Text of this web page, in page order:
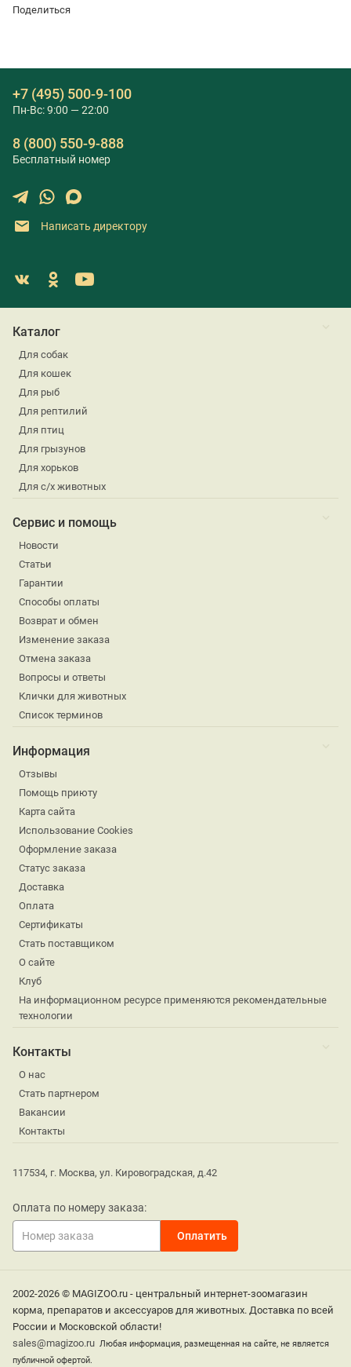
Поделиться
+7 (495) 500-9-100
Пн-Вс: 9:00 — 22:00
8 (800) 550-9-888
Бесплатный номер
Написать директору
Каталог
Для собак
Для кошек
Для рыб
Для рептилий
Для птиц
Для грызунов
Для хорьков
Для с/х животных
Сервис и помощь
Новости
Статьи
Гарантии
Способы оплаты
Возврат и обмен
Изменение заказа
Отмена заказа
Вопросы и ответы
Клички для животных
Список терминов
Информация
Отзывы
Помощь приюту
Карта сайта
Использование Cookies
Оформление заказа
Статус заказа
Доставка
Оплата
Сертификаты
Стать поставщиком
О сайте
Клуб
На информационном ресурсе применяются рекомендательные
технологии
Контакты
О нас
Стать партнером
Вакансии
Контакты
117534, г. Москва, ул. Кировоградская, д.42
Оплата по номеру заказа:
2002-2026 © MAGIZOO.ru - центральный интернет-зоомагазин
корма, препаратов и аксессуаров для животных. Доставка по всей
России и Московской области!
sales@magizoo.ru Любая информация, размещенная на сайте, не является
публичной офертой.